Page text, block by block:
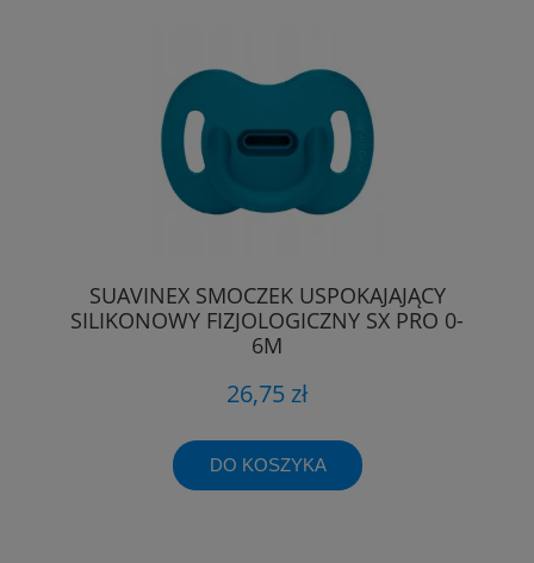
SUAVINEX SMOCZEK USPOKAJAJĄCY
SILIKONOWY FIZJOLOGICZNY SX PRO 0-
6M
26,75 zł
DO KOSZYKA